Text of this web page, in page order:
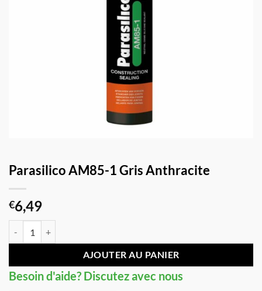
Parasilico AM85-1 Gris Anthracite
€6,49
AJOUTER AU PANIER
Besoin d'aide? Discutez avec nous